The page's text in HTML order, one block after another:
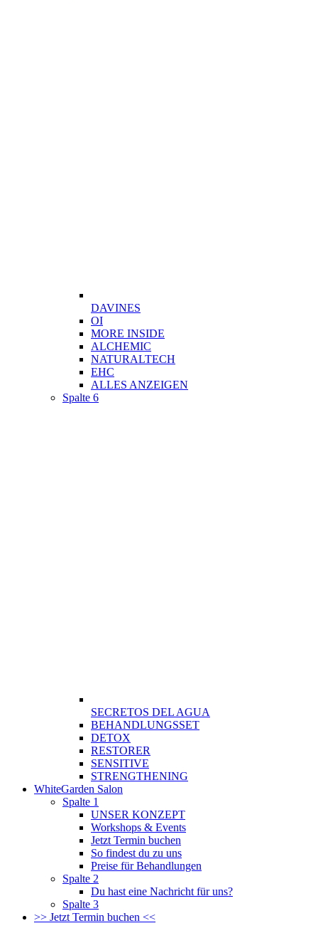
DAVINES
OI
MORE INSIDE
ALCHEMIC
NATURALTECH
EHC
ALLES ANZEIGEN
Spalte 6
SECRETOS DEL AGUA
BEHANDLUNGSSET
DETOX
RESTORER
SENSITIVE
STRENGTHENING
WhiteGarden Salon
Spalte 1
UNSER KONZEPT
Workshops & Events
Jetzt Termin buchen
So findest du zu uns
Preise für Behandlungen
Spalte 2
Du hast eine Nachricht für uns?
Spalte 3
>> Jetzt Termin buchen <<